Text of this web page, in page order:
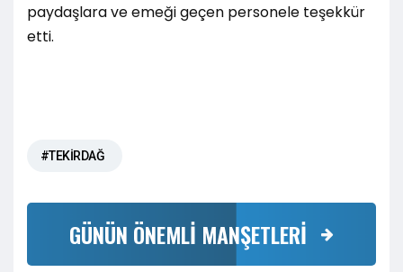
paydaşlara ve emeği geçen personele teşekkür
etti.
#TEKİRDAĞ
GÜNÜN ÖNEMLİ MANŞETLERİ